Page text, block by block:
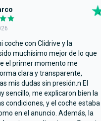
coche con Clidrive y la
muchísimo mejor de lo que
el primer momento me
clara y transparente,
mis dudas sin presión.n El
sencillo, me explicaron bien la
condiciones, y el coche estaba
en el anuncio. Además, la